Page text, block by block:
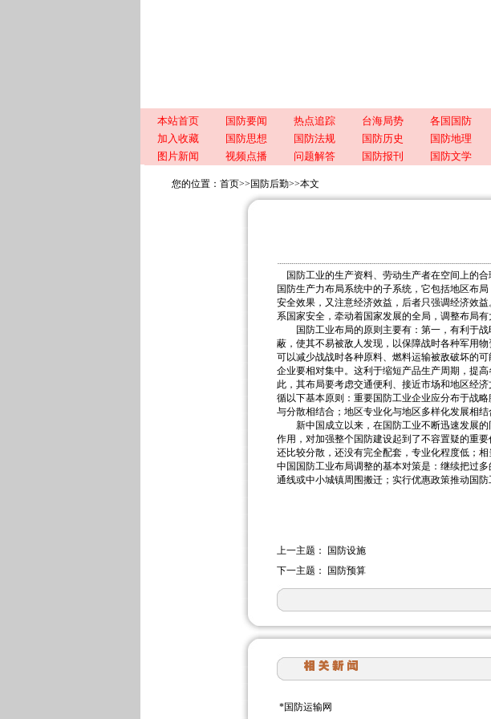
本站首页 国防要闻 热点追踪 台海局势 各国国防
加入收藏
国防思想 国防法规 国防历史 国防地理
图片新闻
视频点播 问题解答 国防报刊 国防文学
您的位置： 首页>> 国防后勤>>本文
国防工业的生产资料、劳动生产者在空间上的
国防生产力布局系统中的子系统，它包括地区布
安全效果，又注意经济效益，后者只强调经济效
系国家安全，牵动着国家发展的全局，调整布局
国防工业布局的原则主要有：第一，有利于战
蔽，使其不易被敌人发现，以保障战时各种军用
可以减少战战时各种原料、燃料运输被敌破坏的
企业要相对集中。这利于缩短产品生产周期，提
此，其布局要考虑交通便利、接近市场和地区经
循以下基本原则：重要国防工业企业应分布于战
与分散相结合；地区专业化与地区多样化发展相
新中国成立以来，在国防工业不断迅速发展的
作用，对加强整个国防建设起到了不容置疑的重
还比较分散，还没有完全配套，专业化程度低；
中国国防工业布局调整的基本对策是：继续把过
通线或中小城镇周围搬迁；实行优惠政策推动国防
上一主题：
国防设施
下一主题：
国防预算
*国防运输网